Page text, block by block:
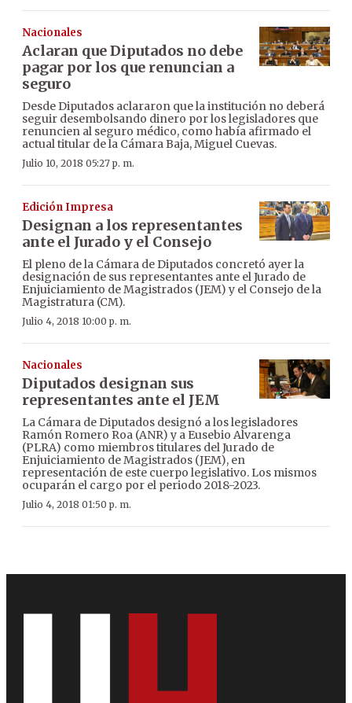
Nacionales
Aclaran que Diputados no debe
pagar por los que renuncian a
seguro
Desde Diputados aclararon que la institución no deberá
seguir desembolsando dinero por los legisladores que
renuncien al seguro médico, como había afirmado el
actual titular de la Cámara Baja, Miguel Cuevas.
Julio 10, 2018 05:27 p. m.
Edición Impresa
Designan a los representantes
ante el Jurado y el Consejo
El pleno de la Cámara de Diputados concretó ayer la
designación de sus representantes ante el Jurado de
Enjuiciamiento de Magistrados (JEM) y el Consejo de la
Magistratura (CM).
Julio 4, 2018 10:00 p. m.
Nacionales
Diputados designan sus
representantes ante el JEM
La Cámara de Diputados designó a los legisladores
Ramón Romero Roa (ANR) y a Eusebio Alvarenga
(PLRA) como miembros titulares del Jurado de
Enjuiciamiento de Magistrados (JEM), en
representación de este cuerpo legislativo. Los mismos
ocuparán el cargo por el periodo 2018-2023.
Julio 4, 2018 01:50 p. m.